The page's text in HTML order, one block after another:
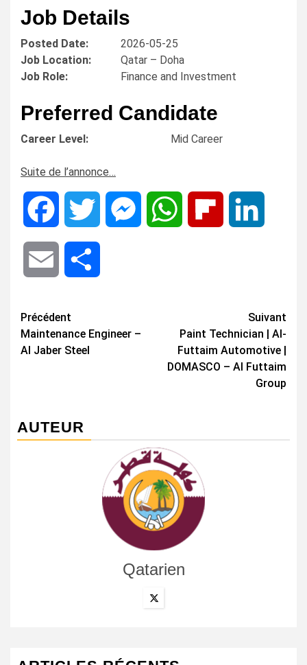
Job Details
Posted Date:
2026-05-25
Job Location:
Qatar – Doha
Job Role:
Finance and Investment
Preferred Candidate
Career Level: Mid Career
Suite de l’annonce…
Facebook Twitter MessengerWhatsApp Flipboard
Email
Navigation
d’article
Précédent
Maintenance Engineer –
Al Jaber Steel
Suivant
Paint Technician | Al-
Futtaim Automotive |
DOMASCO – Al Futtaim
Group
AUTEUR
Qatarien